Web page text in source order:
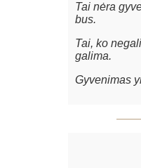
Tai nėra
bus.
Tai, ko
galima.
Gyvenimas